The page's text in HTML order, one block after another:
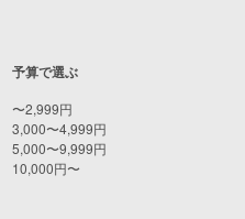
予算で選ぶ
〜2,999円
3,000〜4,999円
5,000〜9,999円
10,000円〜